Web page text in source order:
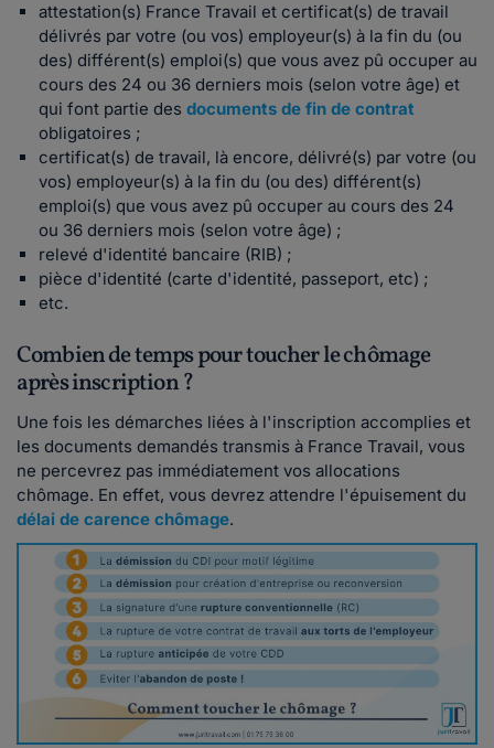
attestation(s) France Travail et certificat(s) de travail
délivrés par votre (ou vos) employeur(s) à la fin du (ou
des) différent(s) emploi(s) que vous avez pû occuper au
cours des 24 ou 36 derniers mois (selon votre âge) et
qui font partie des documents de fin de contrat
obligatoires ;
certificat(s) de travail, là encore, délivré(s) par votre (ou
vos) employeur(s) à la fin du (ou des) différent(s)
emploi(s) que vous avez pû occuper au cours des 24
ou 36 derniers mois (selon votre âge) ;
relevé d'identité bancaire (RIB) ;
pièce d'identité (carte d'identité, passeport, etc) ;
etc.
Combien de temps pour toucher le chômage
après inscription ?
​Une fois les démarches liées à l'inscription accomplies et
les documents demandés transmis à France Travail, vous
ne percevrez pas immédiatement vos allocations
chômage. En effet, vous devrez attendre l'épuisement du
délai de carence chômage.